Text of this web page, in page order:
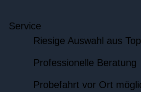
Service
Riesige Auswahl aus
Professionelle Beratung
Probefahrt vor Ort